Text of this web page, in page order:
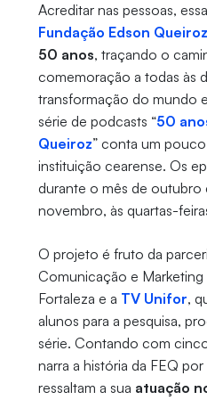
Acreditar nas pessoas,
Fundação Edson
50 anos, traçando o
comemoração a todas às
transformação do mundo
série de podcasts “50
Queiroz” conta um
instituição cearense. Os
durante o mês de outubro
novembro, às quartas-
O projeto é fruto da
Comunicação e Marketing
Fortaleza e a TV Unifor,
alunos para a pesquisa,
série. Contando com
narra a história da FEQ
ressaltam a sua atuação